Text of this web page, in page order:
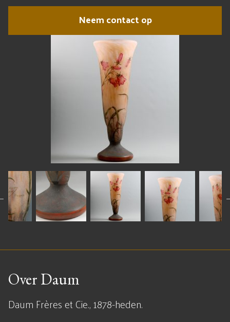
Neem contact op
Over Daum
Daum Frères et Cie., 1878-heden.